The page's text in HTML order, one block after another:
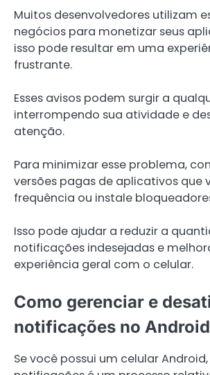
Muitos desenvolvedores utilizam
negócios para monetizar seus
isso pode resultar em uma
frustrante.
Esses avisos podem surgir a
interrompendo sua atividade e
atenção.
Para minimizar esse problema,
versões pagas de aplicativos que
frequência ou instale
Isso pode ajudar a reduzir a
notificações indesejadas e
experiência geral com o celular.
Como gerenciar e
notificações no Android
Se você possui um celular